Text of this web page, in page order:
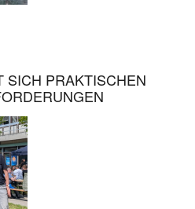
SICH PRAKTISCHEN